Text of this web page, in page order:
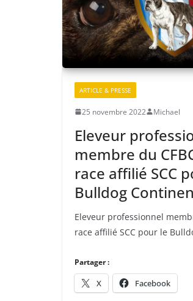
ARTICLE & PRESSE
25 novembre 2022 Michael
Eleveur
membre du
race affilié SCC
Bulldog
Eleveur professionnel
race affilié SCC pour le
Partager :
X Facebook